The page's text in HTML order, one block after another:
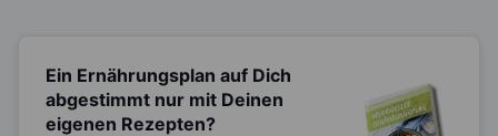
Ein Ernährungsplan auf Dich
abgestimmt nur mit Deinen
eigenen Rezepten?